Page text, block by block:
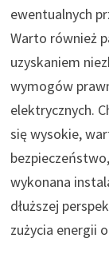
ewentualnych
Warto również
uzyskaniem
wymogów
elektrycznych.
się wysokie,
wykonana
dłuższej
zużycia energii